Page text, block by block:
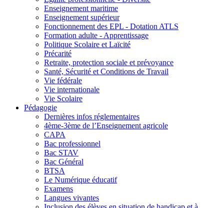
Enseignement maritime
Enseignement supérieur
Fonctionnement des EPL - Dotation ATLS
Formation adulte - Apprentissage
Politique Scolaire et Laïcité
Précarité
Retraite, protection sociale et prévoyance
Santé, Sécurité et Conditions de Travail
Vie fédérale
Vie internationale
Vie Scolaire
Pédagogie
Dernières infos réglementaires
4ème-3ème de l’Enseignement agricole
CAPA
Bac professionnel
Bac STAV
Bac Général
BTSA
Le Numérique éducatif
Examens
Langues vivantes